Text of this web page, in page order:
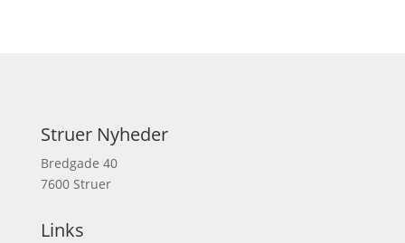
Struer Nyheder
Bredgade 40
7600 Struer
Links